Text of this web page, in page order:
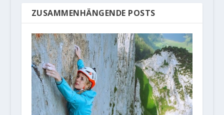
ZUSAMMENHÄNGENDE POSTS